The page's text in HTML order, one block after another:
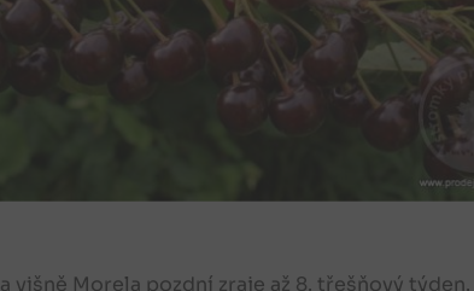
višně Morela pozdní zraje až 8. třešňový